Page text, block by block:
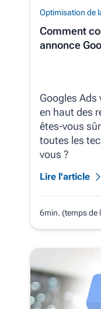
Optimisation de
Comment
annonce
Googles
en haut des
êtes-vous
toutes les
vous ?
Lire l'article
6min. (temps de